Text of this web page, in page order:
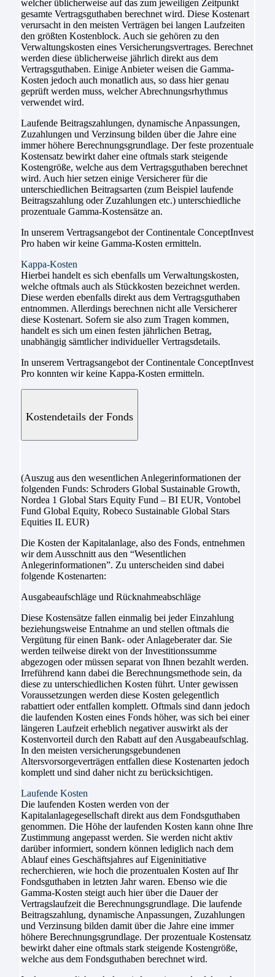
welcher üblicherweise auf das zum jeweiligen Zeitpunkt
gesamte Vertragsguthaben berechnet wird. Diese Kostenart
verursacht in den meisten Verträgen bei langen Laufzeiten
den größten Kostenblock. Auch sie gehören zu den
Verwaltungskosten eines Versicherungsvertrages. Berechnet
werden diese üblicherweise jährlich direkt aus dem
Vertragsguthaben. Einige Anbieter weisen die Gamma-
Kosten jedoch auch monatlich aus, so dass hier genau
geprüft werden muss, welcher Abrechnungsrhythmus
verwendet wird.
Laufende Beitragszahlungen, dynamische Anpassungen,
Zuzahlungen und Verzinsung bilden über die Jahre eine
immer höhere Berechnungsgrundlage. Der feste prozentuale
Kostensatz bewirkt daher eine oftmals stark steigende
Kostengröße, welche aus dem Vertragsguthaben berechnet
wird. Auch hier setzen einige Versicherer für die
unterschiedlichen Beitragsarten (zum Beispiel laufende
Beitragszahlung oder Zuzahlungen etc.) unterschiedliche
prozentuale Gamma-Kostensätze an.
In unserem Vertragsangebot der Continentale ConceptInvest
Pro haben wir keine Gamma-Kosten ermitteln.
Kappa-Kosten
Hierbei handelt es sich ebenfalls um Verwaltungskosten,
welche oftmals auch als Stückkosten bezeichnet werden.
Diese werden ebenfalls direkt aus dem Vertragsguthaben
entnommen. Allerdings berechnen nicht alle Versicherer
diese Kostenart. Sofern sie also zum Tragen kommen,
handelt es sich um einen festen jährlichen Betrag,
unabhängig sämtlicher individueller Vertragsdetails.
In unserem Vertragsangebot der Continentale ConceptInvest
Pro konnten wir keine Kappa-Kosten ermitteln.
Kostendetails der Fonds
(Auszug aus den wesentlichen Anlegerinformationen der
folgenden Funds: Schroders Global Sustainable Growth,
Nordea 1 Global Stars Equity Fund – BI EUR, Vontobel
Fund Global Equity, Robeco Sustainable Global Stars
Equities IL EUR)
Die Kosten der Kapitalanlage, also des Fonds, entnehmen
wir dem Ausschnitt aus den “Wesentlichen
Anlegerinformationen”. Zu unterscheiden sind dabei
folgende Kostenarten:
Ausgabeaufschläge und Rücknahmeabschläge
Diese Kostensätze fallen einmalig bei jeder Einzahlung
beziehungsweise Entnahme an und stellen oftmals die
Vergütung für einen Bank- oder Anlageberater dar. Sie
werden teilweise direkt von der Investitionssumme
abgezogen oder müssen separat von Ihnen bezahlt werden.
Irreführend kann dabei die Berechnungsmethode sein, da
diese zu unterschiedlichen Kosten führt. Unter gewissen
Voraussetzungen werden diese Kosten gelegentlich
rabattiert oder entfallen komplett. Oftmals sind dann jedoch
die laufenden Kosten eines Fonds höher, was sich bei einer
längeren Laufzeit erheblich negativer auswirkt als der
Kostenvorteil durch den Rabatt auf den Ausgabeaufschlag.
In den meisten versicherungsgebundenen
Altersvorsorgeverträgen entfallen diese Kostenarten jedoch
komplett und sind daher nicht zu berücksichtigen.
Laufende Kosten
Die laufenden Kosten werden von der
Kapitalanlagegesellschaft direkt aus dem Fondsguthaben
genommen. Die Höhe der laufenden Kosten kann ohne Ihre
Zustimmung angepasst werden. Sie werden nicht aktiv
darüber informiert, sondern können lediglich nach dem
Ablauf eines Geschäftsjahres auf Eigeninitiative
recherchieren, wie hoch die prozentualen Kosten auf Ihr
Fondsguthaben in letzten Jahr waren. Ebenso wie die
Gamma-Kosten steigt auch hier über die Dauer der
Vertragslaufzeit die Berechnungsgrundlage. Die laufende
Beitragszahlung, dynamische Anpassungen, Zuzahlungen
und Verzinsung bilden damit über die Jahre eine immer
höhere Berechnungsgrundlage. Der prozentuale Kostensatz
bewirkt daher eine oftmals stark steigende Kostengröße,
welche aus dem Fondsguthaben berechnet wird.